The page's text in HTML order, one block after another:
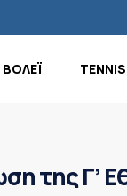
ΒΟΛΕΪ TENNIS
της Γ’